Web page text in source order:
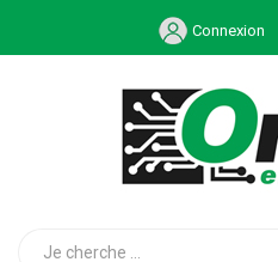
Connexion